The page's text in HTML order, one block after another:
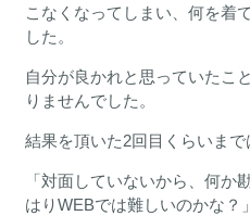
こなくなってしまい、何を着
した。
自分が良かれと思っていたこ
りませんでした。
結果を頂いた2回目くらいまで
「対面していないから、何か
はりWEBでは難しいのかな？」